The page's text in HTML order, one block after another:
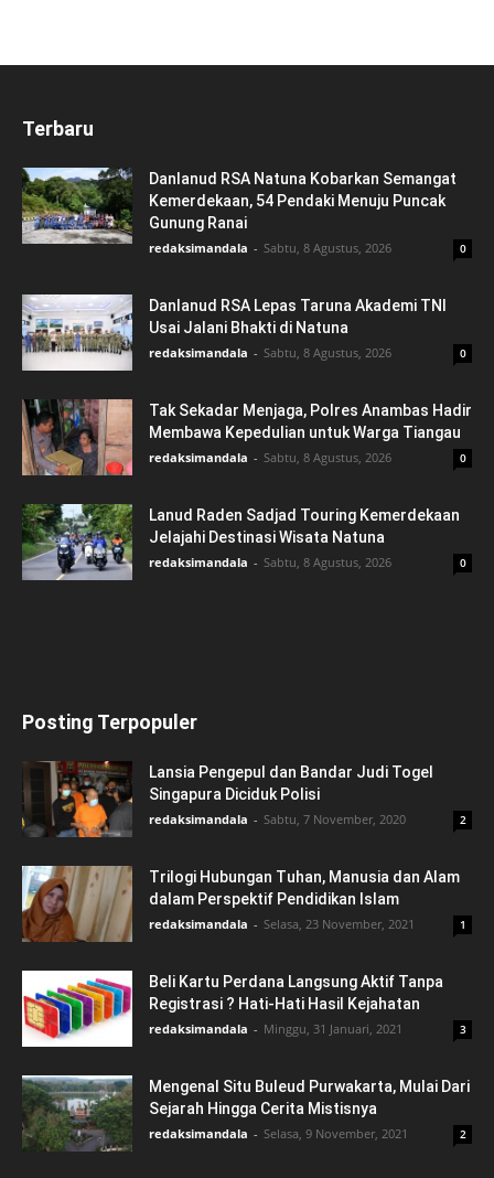
Terbaru
Danlanud RSA Natuna Kobarkan Semangat
Kemerdekaan, 54 Pendaki Menuju Puncak
Gunung Ranai
redaksimandala - Sabtu, 8 Agustus, 2026 0
Danlanud RSA Lepas Taruna Akademi TNI
Usai Jalani Bhakti di Natuna
redaksimandala - Sabtu, 8 Agustus, 2026 0
Tak Sekadar Menjaga, Polres Anambas Hadir
Membawa Kepedulian untuk Warga Tiangau
redaksimandala - Sabtu, 8 Agustus, 2026 0
Lanud Raden Sadjad Touring Kemerdekaan
Jelajahi Destinasi Wisata Natuna
redaksimandala - Sabtu, 8 Agustus, 2026 0
Posting Terpopuler
Lansia Pengepul dan Bandar Judi Togel
Singapura Diciduk Polisi
redaksimandala - Sabtu, 7 November, 2020 2
Trilogi Hubungan Tuhan, Manusia dan Alam
dalam Perspektif Pendidikan Islam
redaksimandala - Selasa, 23 November, 2021 1
Beli Kartu Perdana Langsung Aktif Tanpa
Registrasi ? Hati-Hati Hasil Kejahatan
redaksimandala - Minggu, 31 Januari, 2021 3
Mengenal Situ Buleud Purwakarta, Mulai Dari
Sejarah Hingga Cerita Mistisnya
redaksimandala - Selasa, 9 November, 2021 2